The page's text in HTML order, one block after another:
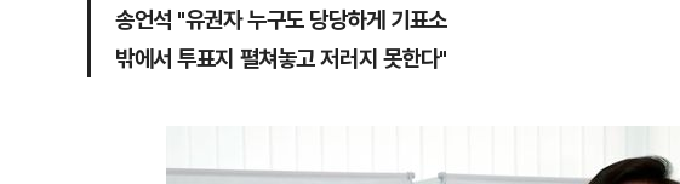
송언석 "유권자 누구도 당당하게 기표소
밖에서 투표지 펼쳐놓고 저러지 못한다"